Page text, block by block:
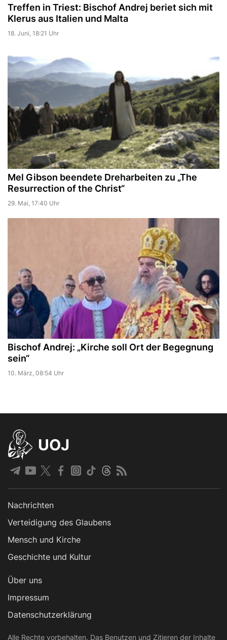
Treffen in Triest: Bischof Andrej beriet sich mit
Klerus aus Italien und Malta
18. Juni, 18:21 Uhr
Mel Gibson beendete Dreharbeiten zu „The
Resurrection of the Christ“
29. Mai, 17:40 Uhr
Bischof Andrej: „Kirche soll Ort der Begegnung
sein“
10. März, 08:54 Uhr
UOJ
Nachrichten
Verteidigung des Glaubens
Mensch und Kirche
Geschichte und Kultur
Über uns
Impressum
Datenschutzerklärung
Alle Rechte vorbehalten. Das Benutzen und Zitieren der Inhalte